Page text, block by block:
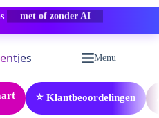
-50% KORTING
Menu
⭐ Klantbeoordelingen